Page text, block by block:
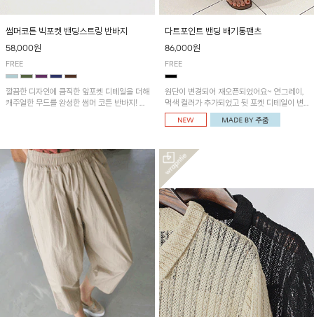
썸머코튼 빅포켓 밴딩스트링 반바지
58,000원
FREE
깔끔한 디자인에 큼직한 앞포켓 디테일을 더해
캐주얼한 무드를 완성한 썸머 코튼 반바지! 허
다트포인트 밴딩 배기통팬츠
86,000원
FREE
원단이 변경되어 재오픈되었어요~ 연그레이,
먹색 컬러가 추가되었고 뒷 포켓 디테일이 변
경되었습니다~가볍고 시원하게 착용되는 배
기통팬츠! 허리밴딩과 여유로운 통으로 편안해